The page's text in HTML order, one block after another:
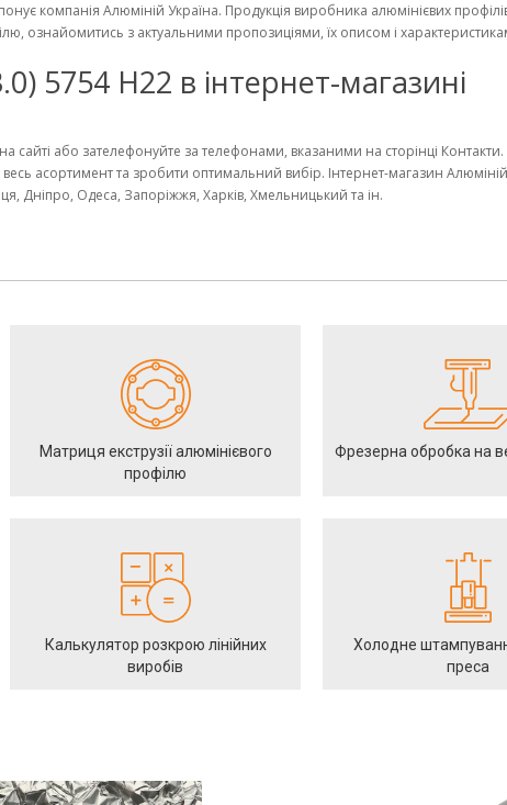
компанія Алюміній Україна. Продукція виробника алюмінієвих профілів
ознайомитись з актуальними пропозиціями, їх описом і
5754 Н22 в інтернет-магазині
або зателефонуйте за телефонами, вказаними на сторінці
асортимент та зробити оптимальний вибір. Інтернет-магазин
Дніпро, Одеса, Запоріжжя, Харків, Хмельницький та ін.
Матриця екструзії алюмінієвого
профілю
Фрезерна обробка на
Калькулятор розкрою лінійних
виробів
Холодне
преса